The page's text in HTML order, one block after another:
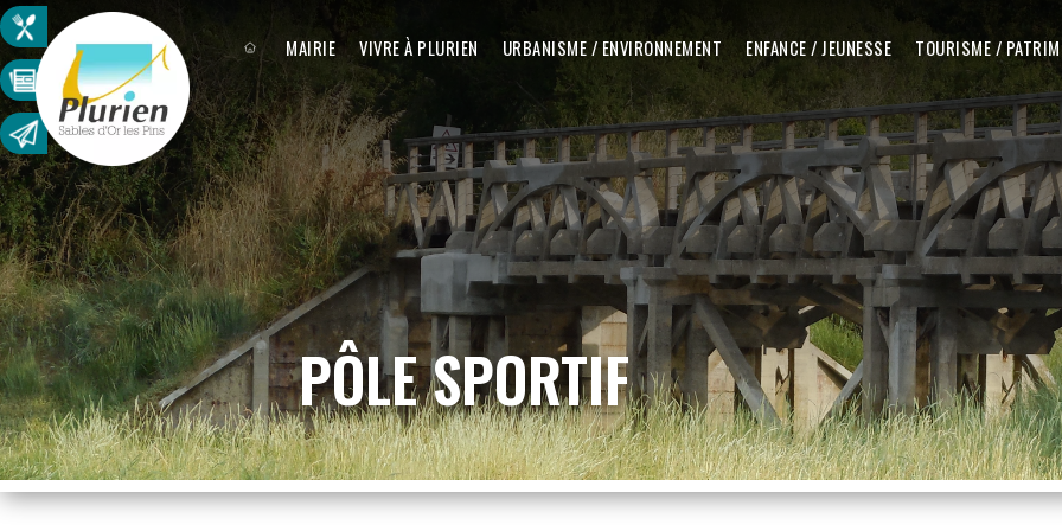
MAIRIE VIVRE À PLURIEN URBANISME / ENVIRONNEMENT ENFANCE / JEUNESSE TOURISME /
PÔLE SPORTIF